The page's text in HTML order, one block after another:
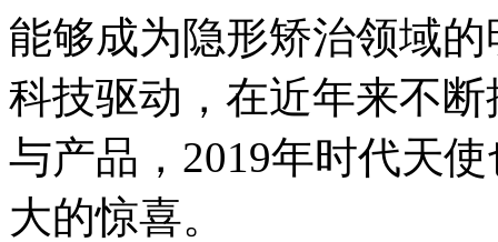
能够成为隐形矫治领域
科技驱动，在近年来不
与产品，2019年时代天
大的惊喜。